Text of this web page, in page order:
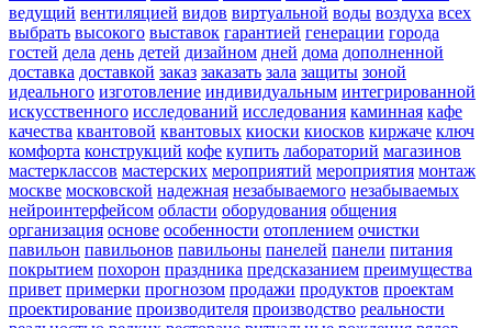
ведущий вентиляцией видов виртуальной воды воздуха всех
выбрать высокого выставок гарантией генерации города
гостей дела день детей дизайном дней дома дополненной
доставка доставкой заказ заказать зала защиты зоной
идеального изготовление индивидуальным интегрированной
искусственного исследований исследования каминная кафе
качества квантовой квантовых киоски киосков киржаче ключ
комфорта конструкций кофе купить лабораторий магазинов
мастерклассов мастерских мероприятий мероприятия монтаж
москве московской надежная незабываемого незабываемых
нейроинтерфейсом области оборудования общения
организация основе особенности отоплением очистки
павильон павильонов павильоны панелей панели питания
покрытием похорон праздника предсказанием преимущества
привет примерки прогнозом продажи продуктов проектам
проектирование производителя производство реальности